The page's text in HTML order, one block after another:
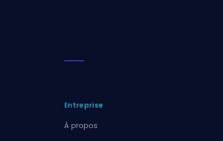
Entreprise
À propos